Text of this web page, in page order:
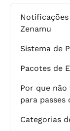
Zenamu
Sistema de
Pacotes de
Por que
para passes
Categorias